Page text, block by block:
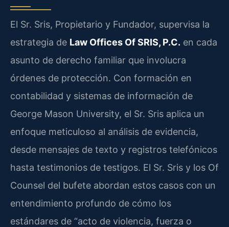
El Sr. Sris, Propietario y Fundador, supervisa la
estrategia de Law Offices Of SRIS, P.C. en cada
asunto de derecho familiar que involucra
órdenes de protección. Con formación en
contabilidad y sistemas de información de
George Mason University, el Sr. Sris aplica un
enfoque meticuloso al análisis de evidencia,
desde mensajes de texto y registros telefónicos
hasta testimonios de testigos. El Sr. Sris y los Of
Counsel del bufete abordan estos casos con un
entendimiento profundo de cómo los
estándares de “acto de violencia, fuerza o